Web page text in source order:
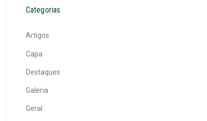
Categorias
Artigos
Capa
Destaques
Galeria
Geral